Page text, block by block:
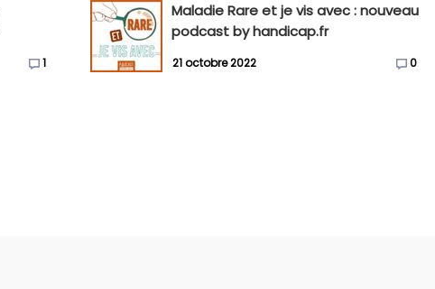
1
Maladie Rare et je vis avec : nouveau
podcast by handicap.fr
21 octobre 2022 0